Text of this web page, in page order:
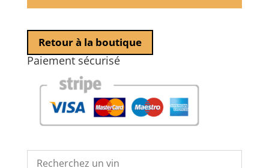
Retour à la boutique
Paiement sécurisé